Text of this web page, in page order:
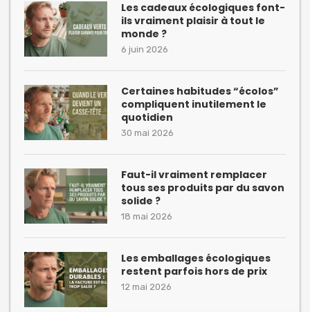
Les cadeaux écologiques font-
ils vraiment plaisir à tout le
monde ?
6 juin 2026
Certaines habitudes “écolos”
compliquent inutilement le
quotidien
30 mai 2026
Faut-il vraiment remplacer
tous ses produits par du savon
solide ?
18 mai 2026
Les emballages écologiques
restent parfois hors de prix
12 mai 2026